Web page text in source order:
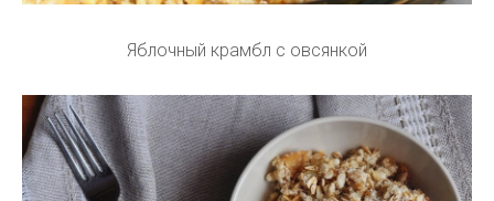
Яблочный крамбл с овсянкой